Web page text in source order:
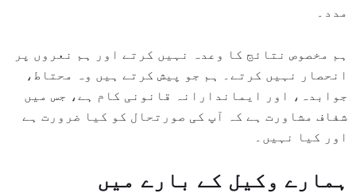
مدد۔
ہم مخصوص نتائج کا وعدہ نہیں کرتے اور ہم نعروں پر
انحصار نہیں کرتے۔ ہم جو پیش کرتے ہیں وہ محتاط،
جوابدہ، اور ایماندارانہ قانونی کام ہے، جس میں
شفاف مشاورت ہے کہ آپ کی صورتحال کو کیا ضرورت ہے
اور کیا نہیں۔
ہمارے وکیل کے بارے میں